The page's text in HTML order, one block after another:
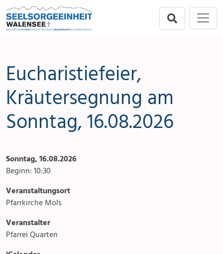
Direkt zur Hauptnavigation springen
Direkt zum Inhalt springen
Eucharistiefeier,
Kräutersegnung am
Sonntag, 16.08.2026
Sonntag, 16.08.2026
Beginn: 10:30
Veranstaltungsort
Pfarrkirche Mols
Veranstalter
Pfarrei Quarten
Menu
Berschis-Tscherlach
Walenstadt
Seelsorgeeinheit
Links
Stellenangebot